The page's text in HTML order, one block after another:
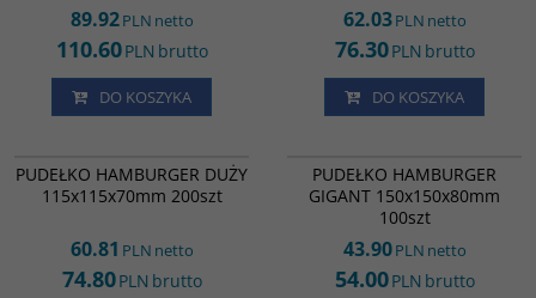
89.92PLN netto
110.60PLN brutto
DO KOSZYKA
62.03PLN netto
76.30PLN brutto
DO KOSZYKA
PUDEŁKO HAMBURGER DUŻY
115x115x70mm 200szt
60.81 PLN netto
74.80PLN brutto
PUDEŁKO HAMBURGER
GIGANT 150x150x80mm
100szt
43.90PLN netto
54.00PLN brutto